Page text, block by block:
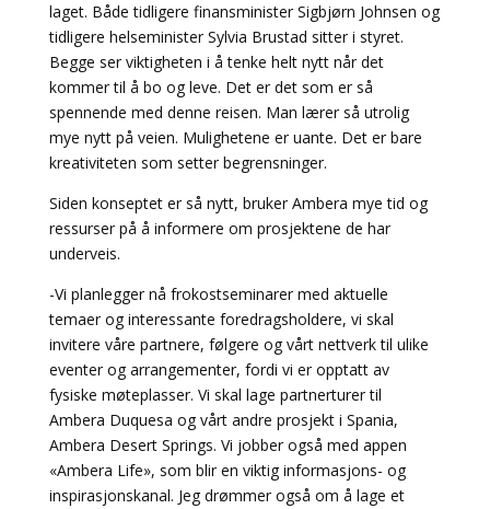
laget. Både tidligere finansminister Sigbjørn Johnsen og
tidligere helseminister Sylvia Brustad sitter i styret.
Begge ser viktigheten i å tenke helt nytt når det
kommer til å bo og leve. Det er det som er så
spennende med denne reisen. Man lærer så utrolig
mye nytt på veien. Mulighetene er uante. Det er bare
kreativiteten som setter begrensninger.
Siden konseptet er så nytt, bruker Ambera mye tid og
ressurser på å informere om prosjektene de har
underveis.
-Vi planlegger nå frokostseminarer med aktuelle
temaer og interessante foredragsholdere, vi skal
invitere våre partnere, følgere og vårt nettverk til ulike
eventer og arrangementer, fordi vi er opptatt av
fysiske møteplasser. Vi skal lage partnerturer til
Ambera Duquesa og vårt andre prosjekt i Spania,
Ambera Desert Springs. Vi jobber også med appen
«Ambera Life», som blir en viktig informasjons- og
inspirasjonskanal. Jeg drømmer også om å lage et